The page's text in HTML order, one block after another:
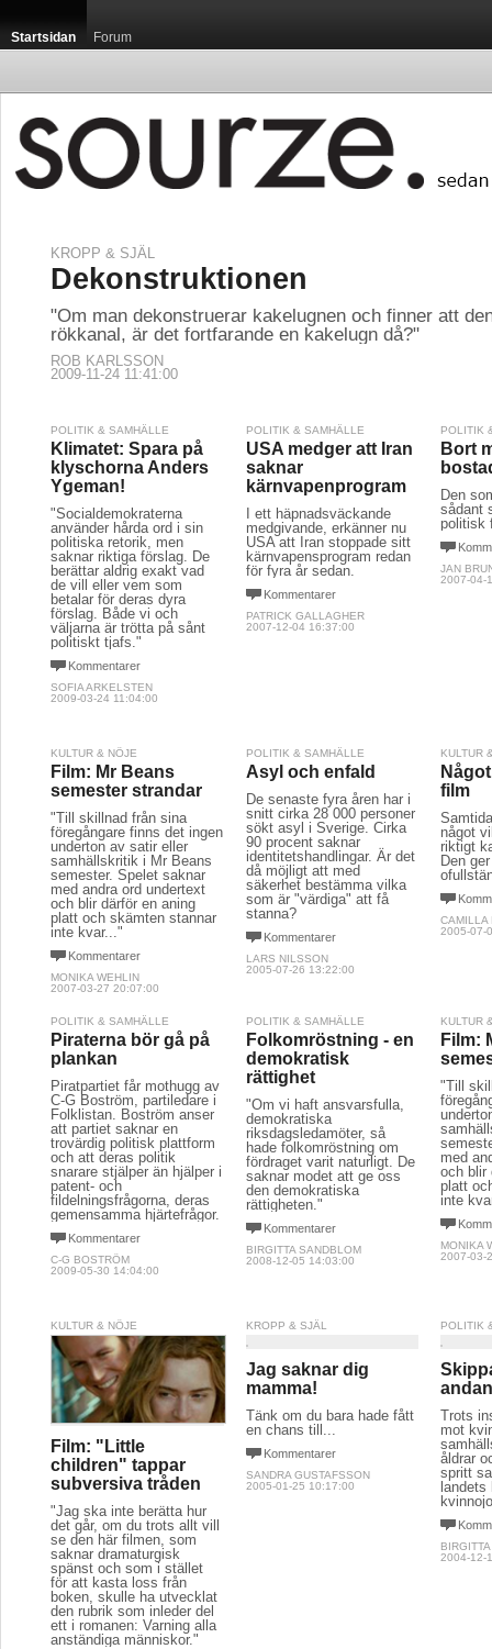
Startsidan Forum
KROPP & SJÄL
Dekonstruktionen
"Om man dekonstruerar kakelugnen och finner att
rökkanal, är det fortfarande en kakelugn då?"
ROB KARLSSON
2009-11-24 11:41:00
POLITIK & SAMHÄLLE
Klimatet: Spara på
klyschorna Anders
Ygeman!
"Socialdemokraterna
använder hårda ord i sin
politiska retorik, men
saknar riktiga förslag. De
berättar aldrig exakt vad
de vill eller vem som
betalar för deras dyra
förslag. Både vi och
väljarna är trötta på sånt
politiskt tjafs."
Kommentarer
SOFIA ARKELSTEN
2009-03-24 11:04:00
POLITIK & SAMHÄLLE
USA medger att Iran
saknar
kärnvapenprogram
I ett häpnadsväckande
medgivande, erkänner nu
USA att Iran stoppade sitt
kärnvapensprogram redan
för fyra år sedan.
Kommentarer
PATRICK GALLAGHER
2007-12-04 16:37:00
POLITIK
Bort
Den
sådant
politisk
JAN
2007-04-
KULTUR & NÖJE
Film: Mr Beans
semester strandar
"Till skillnad från sina
föregångare finns det ingen
underton av satir eller
samhällskritik i Mr Beans
semester. Spelet saknar
med andra ord undertext
och blir därför en aning
platt och skämten stannar
inte kvar..."
Kommentarer
MONIKA WEHLIN
2007-03-27 20:07:00
POLITIK & SAMHÄLLE
Asyl och enfald
De senaste fyra åren har i
snitt cirka 28 000 personer
sökt asyl i Sverige. Cirka
90 procent saknar
identitetshandlingar. Är det
då möjligt att med
säkerhet bestämma vilka
som är "värdiga" att få
stanna?
Kommentarer
LARS NILSSON
2005-07-26 13:22:00
KULTUR
film
något
riktigt
Den
CAMILLA
2005-07-
POLITIK & SAMHÄLLE
Piraterna bör gå på
plankan
Piratpartiet får mothugg av
C-G Boström, partiledare i
Folklistan. Boström anser
att partiet saknar en
trovärdig politisk plattform
och att deras politik
snarare stjälper än hjälper i
patent- och
fildelningsfrågorna, deras
gemensamma hjärtefrågor.
Kommentarer
C-G BOSTRÖM
2009-05-30 14:04:00
POLITIK & SAMHÄLLE
Folkomröstning - en
demokratisk
rättighet
"Om vi haft ansvarsfulla,
demokratiska
riksdagsledamöter, så
hade folkomröstning om
fördraget varit naturligt. De
saknar modet att ge oss
den demokratiska
rättigheten."
Kommentarer
BIRGITTA SANDBLOM
2008-12-05 14:03:00
KULTUR
Film:
"Till
med
och blir
platt
inte
MONIKA
2007-03-
KULTUR & NÖJE
Film: "Little
children" tappar
subversiva tråden
"Jag ska inte berätta hur
det går, om du trots allt vill
se den här filmen, som
saknar dramaturgisk
spänst och som i stället
för att kasta loss från
boken, skulle ha utvecklat
den rubrik som inleder del
ett i romanen: Varning alla
anständiga människor."
KROPP & SJÄL
Jag saknar dig
mamma!
Tänk om du bara hade fått
en chans till...
Kommentarer
SANDRA GUSTAFSSON
2005-01-25 10:17:00
POLITIK
Trots
mot
åldrar
spritt
landets
2004-12-